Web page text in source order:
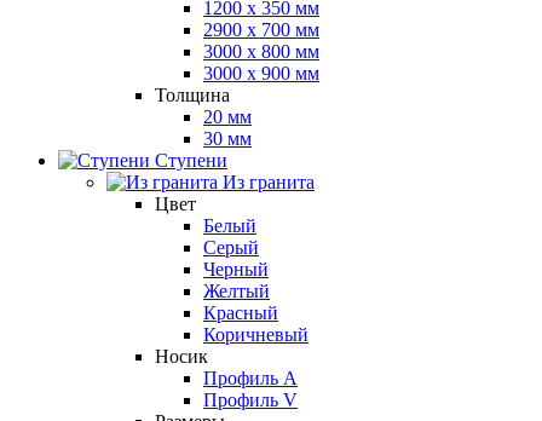
1200 x 350 мм
2900 x 700 мм
3000 x 800 мм
3000 x 900 мм
Толщина
20 мм
30 мм
Ступени
Из гранита
Цвет
Белый
Серый
Черный
Желтый
Красный
Коричневый
Носик
Профиль A
Профиль V